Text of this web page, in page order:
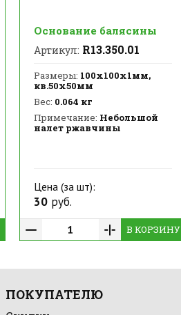
Основание балясины
Артикул: R13.350.01
Размеры: 100х100х1мм,
кв.50х50мм
Вес: 0.064 кг
Примечание: Небольшой
налет ржавчины
Цена (за шт):
30руб.
В КОРЗИНУ
ПОКУПАТЕЛЮ